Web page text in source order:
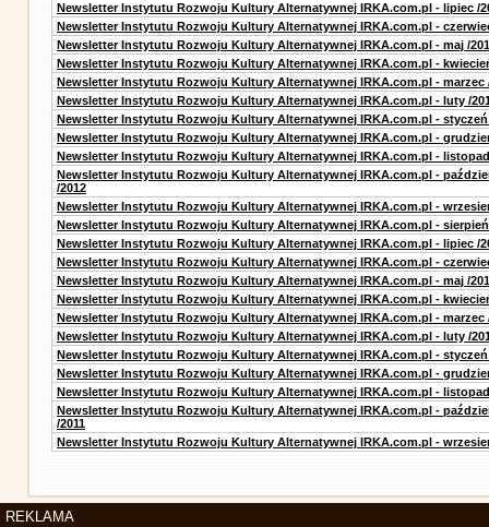
Newsletter Instytutu Rozwoju Kultury Alternatywnej IRKA.com.pl - lipiec /
Newsletter Instytutu Rozwoju Kultury Alternatywnej IRKA.com.pl -
Newsletter Instytutu Rozwoju Kultury Alternatywnej IRKA.com.pl - maj /
Newsletter Instytutu Rozwoju Kultury Alternatywnej IRKA.com.pl -
Newsletter Instytutu Rozwoju Kultury Alternatywnej IRKA.com.pl - marzec
Newsletter Instytutu Rozwoju Kultury Alternatywnej IRKA.com.pl - luty /
Newsletter Instytutu Rozwoju Kultury Alternatywnej IRKA.com.pl - styczeń
Newsletter Instytutu Rozwoju Kultury Alternatywnej IRKA.com.pl -
Newsletter Instytutu Rozwoju Kultury Alternatywnej IRKA.com.pl - listopad
Newsletter Instytutu Rozwoju Kultury Alternatywnej IRKA.com.pl -
/2012
Newsletter Instytutu Rozwoju Kultury Alternatywnej IRKA.com.pl -
Newsletter Instytutu Rozwoju Kultury Alternatywnej IRKA.com.pl - sierpień
Newsletter Instytutu Rozwoju Kultury Alternatywnej IRKA.com.pl - lipiec /
Newsletter Instytutu Rozwoju Kultury Alternatywnej IRKA.com.pl -
Newsletter Instytutu Rozwoju Kultury Alternatywnej IRKA.com.pl - maj /
Newsletter Instytutu Rozwoju Kultury Alternatywnej IRKA.com.pl -
Newsletter Instytutu Rozwoju Kultury Alternatywnej IRKA.com.pl - marzec
Newsletter Instytutu Rozwoju Kultury Alternatywnej IRKA.com.pl - luty /
Newsletter Instytutu Rozwoju Kultury Alternatywnej IRKA.com.pl - styczeń
Newsletter Instytutu Rozwoju Kultury Alternatywnej IRKA.com.pl -
Newsletter Instytutu Rozwoju Kultury Alternatywnej IRKA.com.pl - listopad
Newsletter Instytutu Rozwoju Kultury Alternatywnej IRKA.com.pl -
/2011
Newsletter Instytutu Rozwoju Kultury Alternatywnej IRKA.com.pl -
REKLAMA